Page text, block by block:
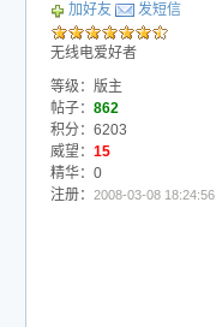
加好友 发短信
无线电爱好者
等级：版主
帖子： 862
积分：6203
威望： 15
精华：0
注册：
2008-03-08 18:24:56